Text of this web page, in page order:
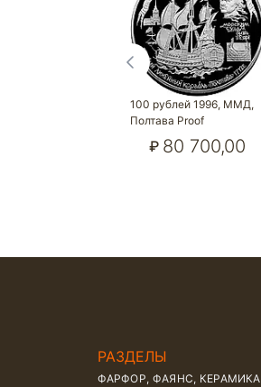
100 рублей 1996, ММД,
Полтава Proof
₽ 80 700,00
РАЗДЕЛЫ
ФАРФОР, ФАЯНС, КЕРАМИКА